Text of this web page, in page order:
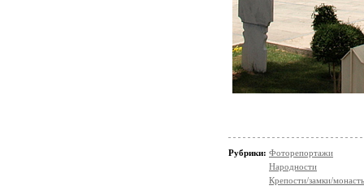
Рубрики: Фоторепортажи
Народности
Крепости/замки/